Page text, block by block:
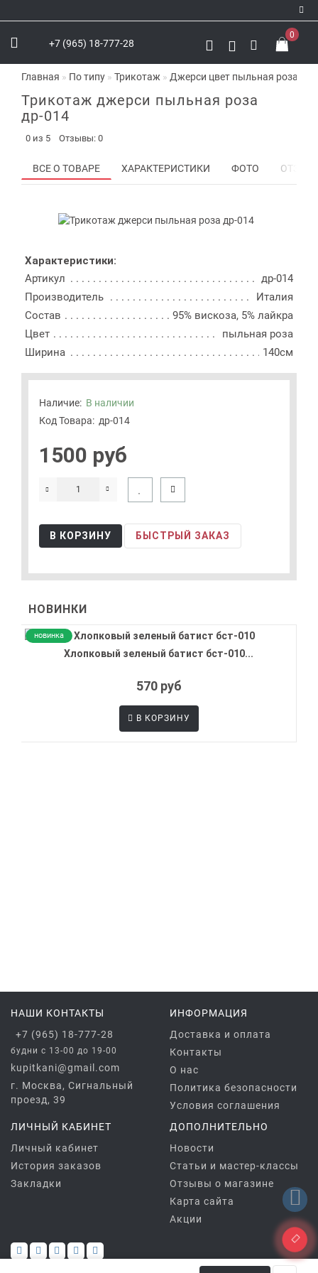
Регистрация
Авторизация
Instagram
WhatsApp
+7 (965) 18-777-28
0
Главная По типу Трикотаж Джерси цвет пыльная роза др-
Трикотаж джерси пыльная роза
др-014
0 из 5 Отзывы: 0
ВСЕ О ТОВАРЕ ХАРАКТЕРИСТИКИ ФОТО
Характеристики:
Артикул
др-014
Производитель
Италия
Состав
95% вискоза, 5% лайкра
Цвет
пыльная роза
Ширина
140см
Наличие: В наличии
Код Товара: др-014
1500 руб
В КОРЗИНУ БЫСТРЫЙ ЗАКАЗ
НОВИНКИ
новинка
Хлопковый зеленый батист бст-010...
570 руб
В КОРЗИНУ
НАШИ КОНТАКТЫ
+7 (965) 18-777-28
будни с 13-00 до 19-00
kupitkani@gmail.com
г. Москва, Сигнальный
проезд, 39
ИНФОРМАЦИЯ
Доставка и оплата
Контакты
О нас
Политика безопасности
Условия соглашения
ЛИЧНЫЙ КАБИНЕТ
Личный кабинет
История заказов
Закладки
ДОПОЛНИТЕЛЬНО
Новости
Статьи и мастер-классы
Отзывы о магазине
Карта сайта
Акции